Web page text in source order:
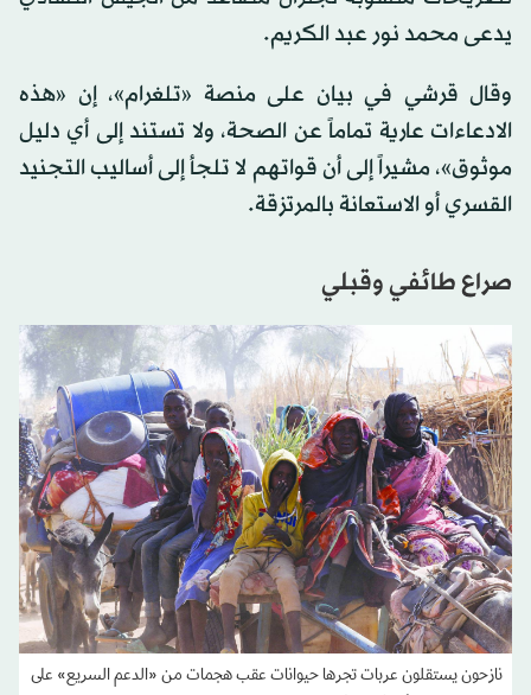
يدعى محمد نور عبد الكريم.
وقال قرشي في بيان على منصة «تلغرام»، إن «هذه
الادعاءات عارية تماماً عن الصحة، ولا تستند إلى أي دليل
موثوق»، مشيراً إلى أن قواتهم لا تلجأ إلى أساليب التجنيد
القسري أو الاستعانة بالمرتزقة.
صراع طائفي وقبلي
نازحون يستقلون عربات تجرها حيوانات عقب هجمات من «الدعم السريع» على